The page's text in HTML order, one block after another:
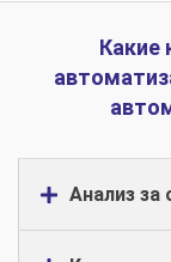
Какие
Анализ за